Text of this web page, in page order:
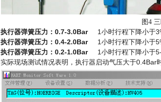
图4
执行器弹簧压力：0.7-3.0Bar 1小时行程下降小
执行器弹簧压力：0.4-2.0Bar 1小时行程下降
执行器弹簧压力：0.2-1.0Bar 1小时行程下降小于
实际现场测试情况表明，执行器启动气压大于0.4Bar